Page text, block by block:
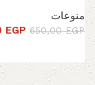
منوعات
650,00EGP
EGP